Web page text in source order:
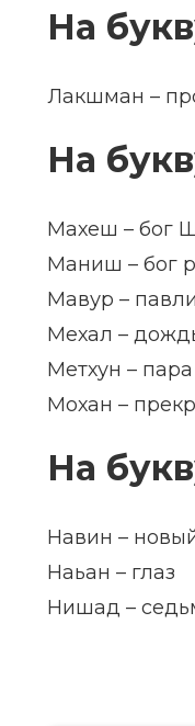
На
Лакшман –
На
Махеш – бог
Маниш – бог
Мавур –
Мехал –
Метхун – пара
Мохан –
На
Навин –
Наьан – глаз
Нишад –